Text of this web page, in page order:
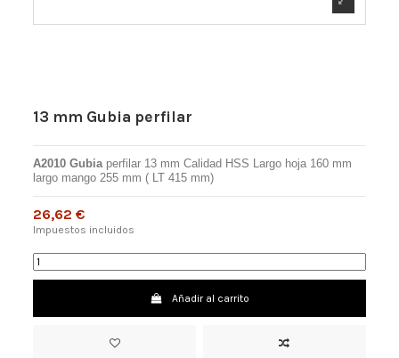
13 mm Gubia perfilar
A2010 Gubiaperfilar 13 mm Calidad HSS Largo hoja 160 mm
largo mango 255 mm ( LT 415 mm)
26,62 €
Impuestos incluidos
Añadir al carrito